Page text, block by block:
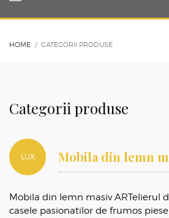
HOME CATEGORII PRODUSE
Categorii produse
LUX Mobila din lemn
Mobila din lemn masiv ARTelierul
casele pasionatilor de frumos